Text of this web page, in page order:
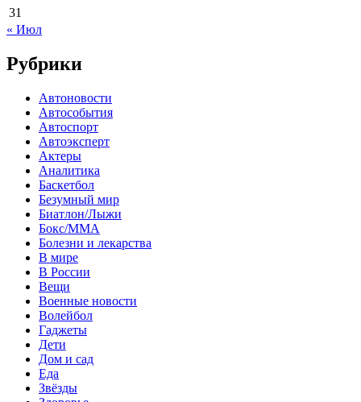
31
« Июл
Рубрики
Автоновости
Автособытия
Автоспорт
Автоэксперт
Актеры
Аналитика
Баскетбол
Безумный мир
Биатлон/Лыжи
Бокс/MMA
Болезни и лекарства
В мире
В России
Вещи
Военные новости
Волейбол
Гаджеты
Дети
Дом и сад
Еда
Звёзды